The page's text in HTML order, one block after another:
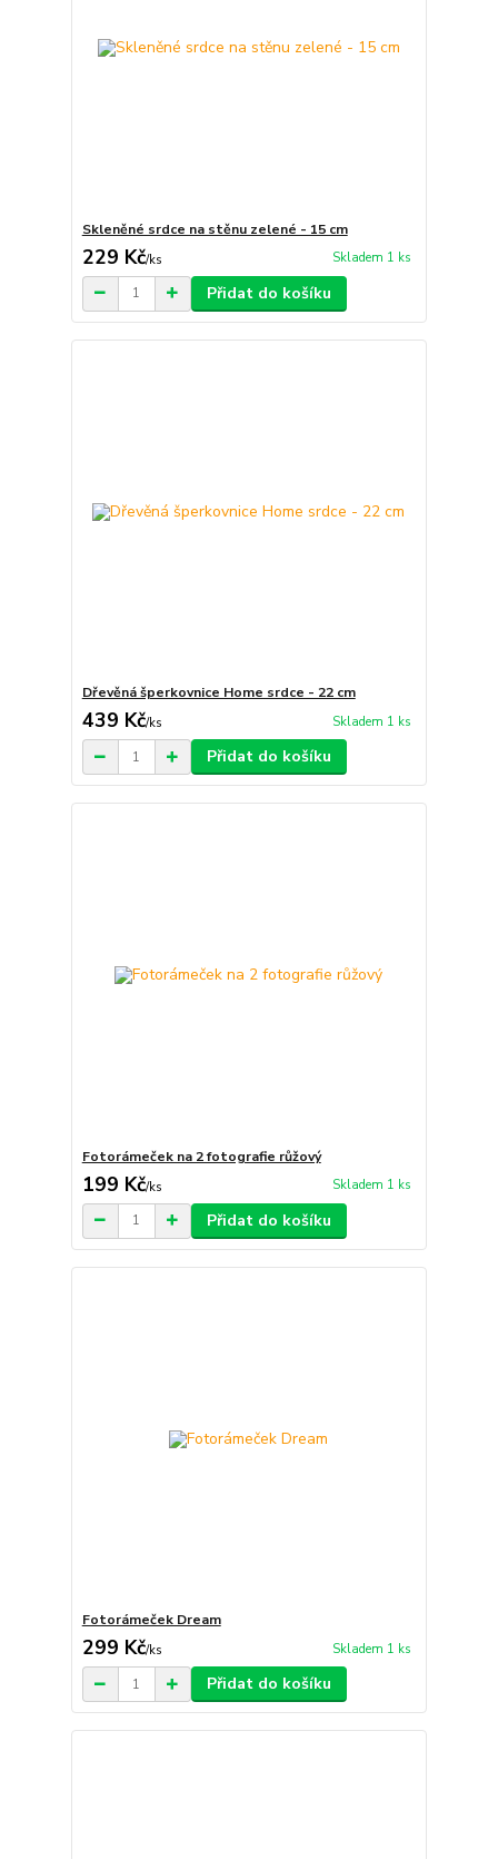
Skleněné srdce na stěnu zelené - 15 cm
229 Kč/ks Skladem 1 ks
Přidat do košíku
Dřevěná šperkovnice Home srdce - 22 cm
439 Kč/ks Skladem 1 ks
Přidat do košíku
Fotorámeček na 2 fotografie růžový
199 Kč/ks Skladem 1 ks
Přidat do košíku
Fotorámeček Dream
299 Kč/ks Skladem 1 ks
Přidat do košíku